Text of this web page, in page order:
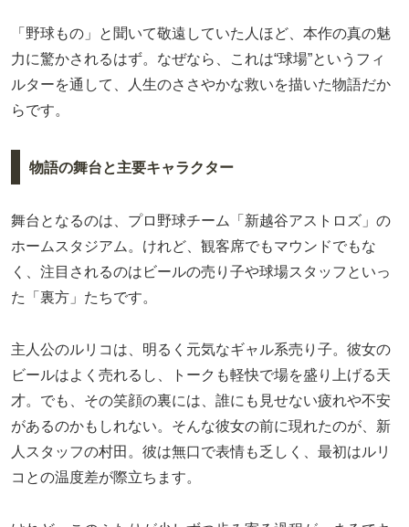
「野球もの」と聞いて敬遠していた人ほど、本作の真の魅
力に驚かされるはず。なぜなら、これは“球場”というフィ
ルターを通して、人生のささやかな救いを描いた物語だか
らです。
物語の舞台と主要キャラクター
舞台となるのは、プロ野球チーム「新越谷アストロズ」の
ホームスタジアム。けれど、観客席でもマウンドでもな
く、注目されるのはビールの売り子や球場スタッフといっ
た「裏方」たちです。
主人公のルリコは、明るく元気なギャル系売り子。彼女の
ビールはよく売れるし、トークも軽快で場を盛り上げる天
才。でも、その笑顔の裏には、誰にも見せない疲れや不安
があるのかもしれない。そんな彼女の前に現れたのが、新
人スタッフの村田。彼は無口で表情も乏しく、最初はルリ
コとの温度差が際立ちます。